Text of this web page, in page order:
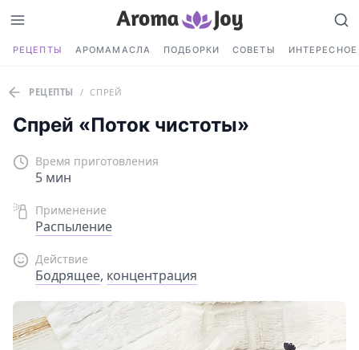
РЕЦЕПТЫ АРОМАМАСЛА ПОДБОРКИ СОВЕТЫ ИНТЕРЕСНОЕ
РЕЦЕПТЫ / СПРЕЙ
Спрей «Поток чистоты»
Время приготовления
5 мин
Применение
Распыление
Действие
Бодрящее, концентрация